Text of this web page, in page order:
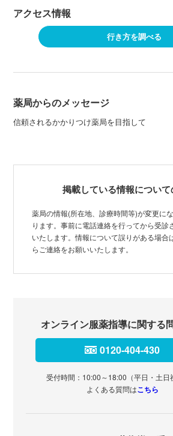
アクセス情報
行き方を調べる
薬局からのメッセージ
信頼されるかかりつけ薬局を目指して
掲載している情報につい
薬局の情報(所在地、診療時間等)が変更に
ります。事前に電話連絡を行ってから受診
いたします。情報について誤りがある場合
らご連絡をお願いいたします。
オンライン服薬指導に関する
0120-404-430
受付時間：10:00～18:00（平日・土日
よくある質問はこちら